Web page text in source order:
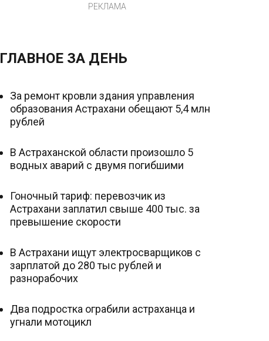
РЕКЛАМА
ГЛАВНОЕ ЗА ДЕНЬ
За ремонт кровли здания управления
образования Астрахани обещают 5,4 млн
рублей
В Астраханской области произошло 5
водных аварий с двумя погибшими
Гоночный тариф: перевозчик из
Астрахани заплатил свыше 400 тыс. за
превышение скорости
В Астрахани ищут электросварщиков с
зарплатой до 280 тыс рублей и
разнорабочих
Два подростка ограбили астраханца и
угнали мотоцикл